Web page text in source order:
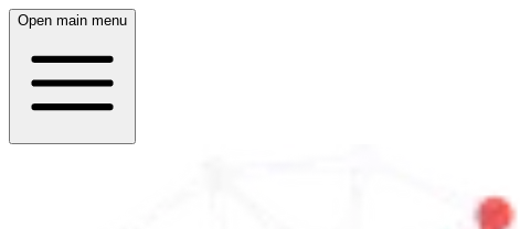
Open main menu